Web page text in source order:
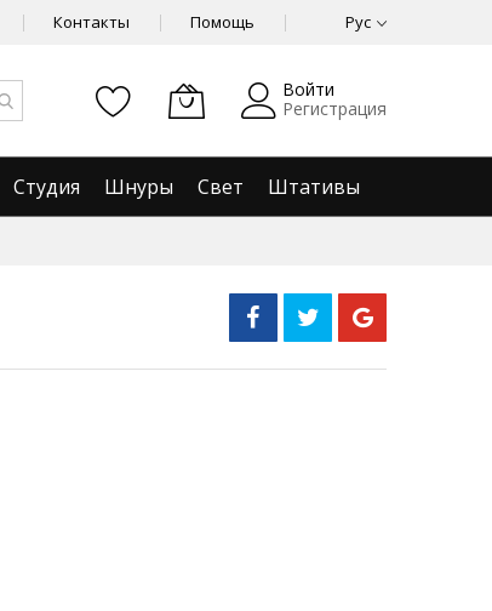
Контакты Помощь Рус
Войти
Регистрация
Студия Шнуры Свет
Штативы